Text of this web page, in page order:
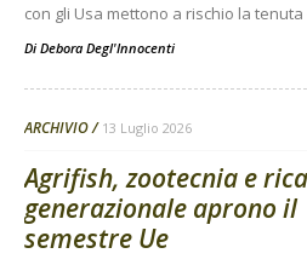
con gli Usa mettono a rischio la
Di Debora Degl'Innocenti
ARCHIVIO 13 Luglio 2026
Agrifish, zootecnia e
generazionale aprono il
semestre Ue